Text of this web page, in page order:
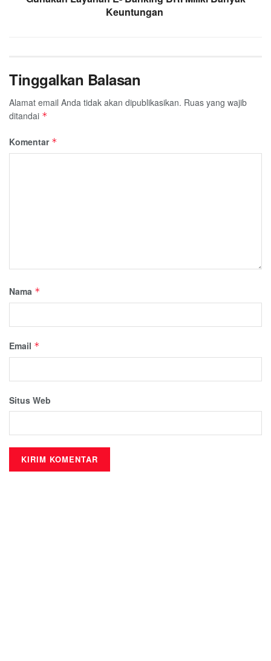
Keuntungan
Tinggalkan Balasan
Alamat email Anda tidak akan dipublikasikan. Ruas yang wajib
ditandai *
Komentar *
Nama *
Email *
Situs Web